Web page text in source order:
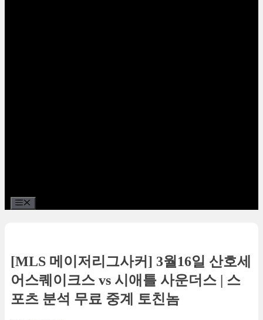
[MLS 메이저리그사커] 3월16일 산호세
어스퀘이크스 vs 시애틀 사운더스 | 스
포츠 분석 무료 중계 토친놈